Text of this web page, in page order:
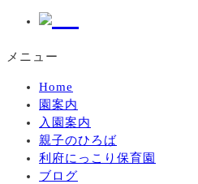
メニュー
Home
園案内
入園案内
親子のひろば
利府にっこり保育園
ブログ